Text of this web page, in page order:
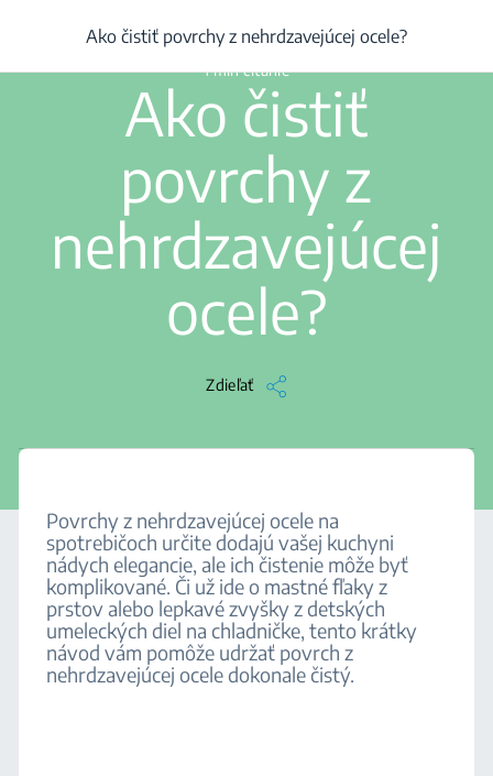
/ Výrobok Ako čistiť povrchy z nehrdzavejúcej ocele?
1 min čítanie
Ako čistiť
povrchy z
nehrdzavejúcej
ocele?
Zdieľať
Ako čistiť povrchy z nehrdzavejúcej ocele?
Povrchy z nehrdzavejúcej ocele na
spotrebičoch určite dodajú vašej kuchyni
nádych elegancie, ale ich čistenie môže byť
komplikované. Či už ide o mastné fľaky z
prstov alebo lepkavé zvyšky z detských
umeleckých diel na chladničke, tento krátky
návod vám pomôže udržať povrch z
nehrdzavejúcej ocele dokonale čistý.